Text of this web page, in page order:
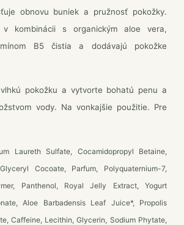
obnovu buniek a pružnosť pokožky.
kombinácii s organickým aloe vera,
B5 čistia a dodávajú pokožke
pokožku a vytvorte bohatú penu a
vody. Na vonkajšie použitie. Pre
Laureth Sulfate, Cocamidopropyl Betaine,
Cocoate, Parfum, Polyquaternium-7,
Panthenol, Royal Jelly Extract, Yogurt
Aloe Barbadensis Leaf Juice*, Propolis
Caffeine, Lecithin, Glycerin, Sodium Phytate,